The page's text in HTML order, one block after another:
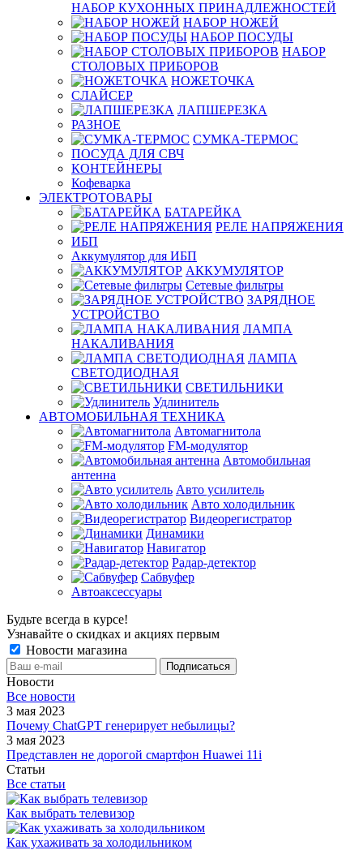
НАБОР КУХОННЫХ ПРИНАДЛЕЖНОСТЕЙ
НАБОР НОЖЕЙ
НАБОР ПОСУДЫ
НАБОР
СТОЛОВЫХ ПРИБОРОВ
НОЖЕТОЧКА
СЛАЙСЕР
ЛАПШЕРЕЗКА
РАЗНОЕ
СУМКА-ТЕРМОС
ПОСУДА ДЛЯ СВЧ
КОНТЕЙНЕРЫ
Кофеварка
ЭЛЕКТРОТОВАРЫ
БАТАРЕЙКА
РЕЛЕ НАПРЯЖЕНИЯ
ИБП
Аккумулятор для ИБП
АККУМУЛЯТОР
Сетевые фильтры
ЗАРЯДНОЕ
УСТРОЙСТВО
ЛАМПА
НАКАЛИВАНИЯ
ЛАМПА
СВЕТОДИОДНАЯ
СВЕТИЛЬНИКИ
Удлинитель
АВТОМОБИЛЬНАЯ ТЕХНИКА
Автомагнитола
FM-модулятор
Автомобильная
антенна
Авто усилитель
Авто холодильник
Видеорегистратор
Динамики
Навигатор
Радар-детектор
Сабвуфер
Автоаксессуары
Будьте всегда в курсе!
Узнавайте о скидках и акциях первым
Новости магазина
Новости
Все новости
3 мая 2023
Почему ChatGPT генерирует небылицы?
3 мая 2023
Представлен не дорогой смартфон Huawei 11i
Статьи
Все статьи
Как выбрать телевизор
Как ухаживать за холодильником